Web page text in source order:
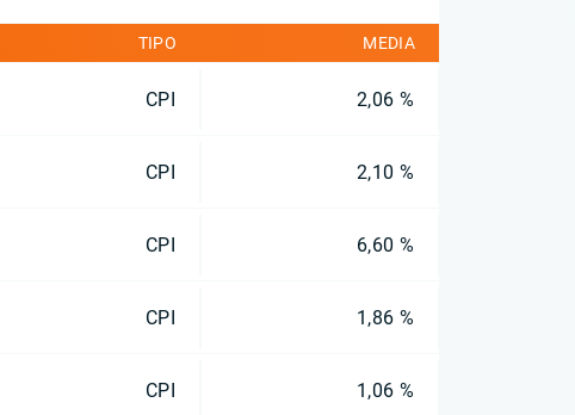
TIPO MEDIA
CPI 2,06 %
CPI 2,10 %
CPI 6,60 %
CPI 1,86 %
CPI 1,06 %